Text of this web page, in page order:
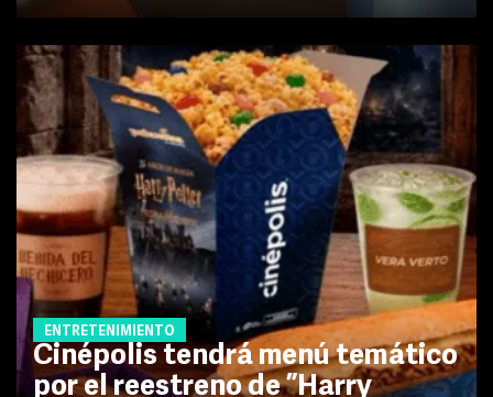
ENTRETENIMIENTO
Cinépolis tendrá menú temático
por el reestreno de ”Harry